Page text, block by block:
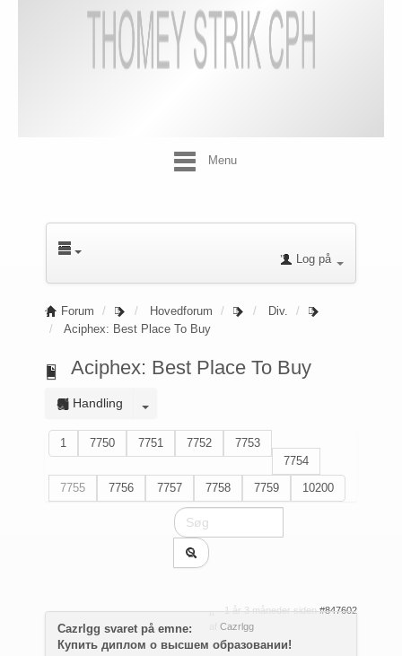
Menu
Log på
Forum Hovedforum
Div.
Aciphex: Best Place To Buy
Aciphex: Best Place To Buy
Handling
1 7750 7751 7752
7753
7754
7755
7756 7757 7758 7759 10200
1 år 3 måneder siden #847602
Cazrlgg
Cazrlgg svaret på emne:
Купить диплом о высшем образовании!